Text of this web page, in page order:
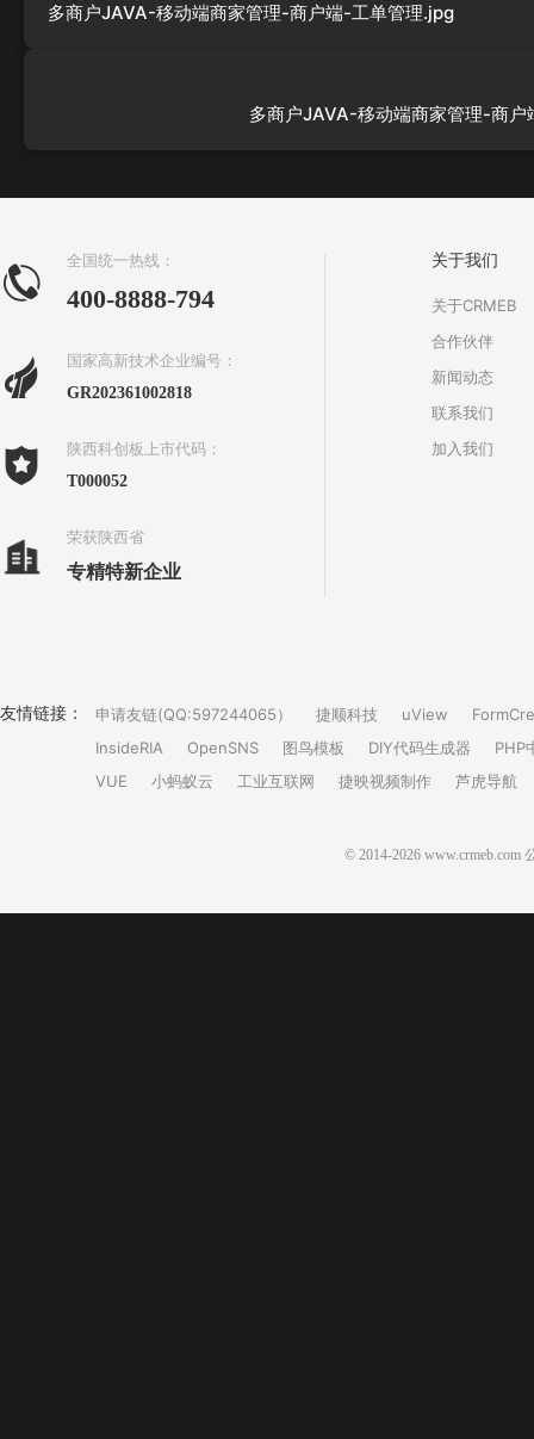
多商户JAVA-移动端商家管理-商户端-工单管理.jpg
多商户JAVA-移动端商家管理-商
全国统一热线：
400-8888-794
国家高新技术企业编号：
GR202361002818
陕西科创板上市代码：
T000052
荣获陕西省
专精特新企业
关于我们
关于CRMEB
合作伙伴
新闻动态
联系我们
加入我们
友情链接： 申请友链(QQ:597244065） 捷顺科技 uView
InsideRIA
OpenSNS 图鸟模板 DIY代码生成器
PHP
VUE
小蚂蚁云 工业互联网 捷映视频制作 芦虎导航
© 2014-2026